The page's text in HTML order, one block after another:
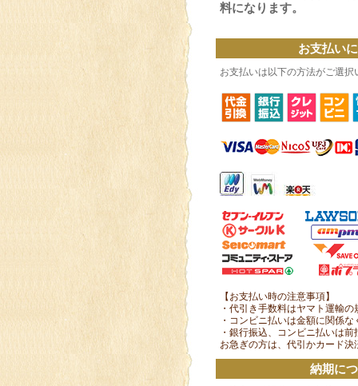
料になります。
お支払い
お支払いは以下の方法がご選択
【お支払い時の注意事項】
・代引き手数料はヤマト運輸
・コンビニ払いは金額に関係
・銀行振込、コンビニ払いは
お急ぎの方は、代引かカード
納期に